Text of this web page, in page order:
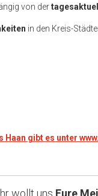
von der
in den Kreis-
Haan gibt es unter
wollt uns Eure